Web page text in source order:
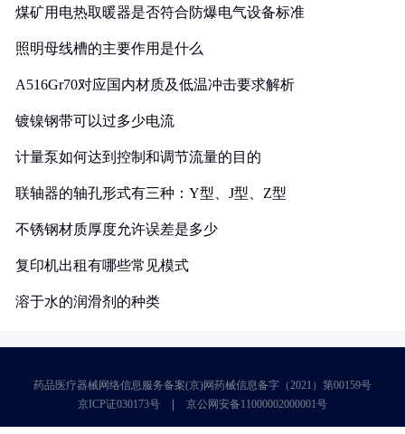
煤矿用电热取暖器是否符合防爆电气设备标准
照明母线槽的主要作用是什么
A516Gr70对应国内材质及低温冲击要求解析
镀镍钢带可以过多少电流
计量泵如何达到控制和调节流量的目的
联轴器的轴孔形式有三种：Y型、J型、Z型
不锈钢材质厚度允许误差是多少
复印机出租有哪些常见模式
溶于水的润滑剂的种类
药品医疗器械网络信息服务备案(京)网药械信息备字（2021）第00159号
京ICP证030173号
京公网安备11000002000001号